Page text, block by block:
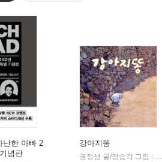
난한 아빠 2
념판
강아지똥
권정생 글/정승각 그림